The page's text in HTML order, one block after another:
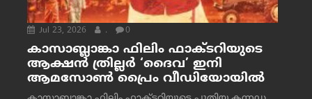
Jul 23, 2026 . 0
കാസാബ്ലാങ്കാ ഫിലിം ഫാക്ടറിയുടെ
ആക്ഷൻ ത്രില്ലർ ‘ദൈവ’ ഇനി
ആമസോൺ പ്രൈം വീഡിയോയിൽ